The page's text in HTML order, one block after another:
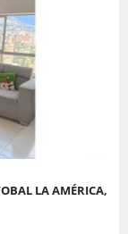
LA AMÉRICA,